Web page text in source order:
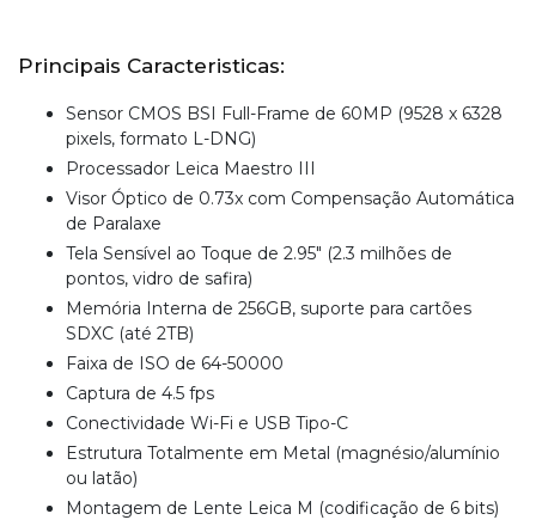
Principais Caracteristicas:
Sensor CMOS BSI Full-Frame de 60MP (9528 x 6328
pixels, formato L-DNG)
Processador Leica Maestro III
Visor Óptico de 0.73x com Compensação Automática
de Paralaxe
Tela Sensível ao Toque de 2.95" (2.3 milhões de
pontos, vidro de safira)
Memória Interna de 256GB, suporte para cartões
SDXC (até 2TB)
Faixa de ISO de 64-50000
Captura de 4.5 fps
Conectividade Wi-Fi e USB Tipo-C
Estrutura Totalmente em Metal (magnésio/alumínio
ou latão)
Montagem de Lente Leica M (codificação de 6 bits)